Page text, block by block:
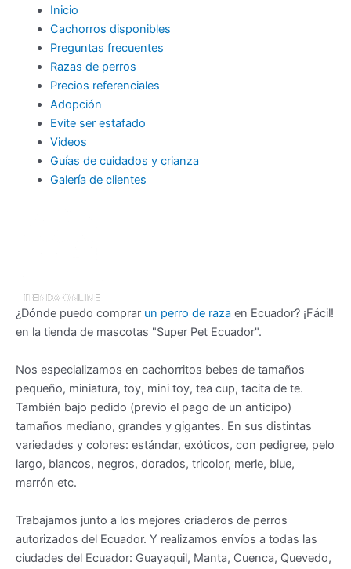
Inicio
Cachorros disponibles
Preguntas frecuentes
Razas de perros
Precios referenciales
Adopción
Evite ser estafado
Videos
Guías de cuidados y crianza
Galería de clientes
¿Dónde puedo comprar un perro de raza en Ecuador? ¡Fácil!
en la tienda de mascotas "Super Pet Ecuador".
Nos especializamos en cachorritos bebes de tamaños
pequeño, miniatura, toy, mini toy, tea cup, tacita de te.
También bajo pedido (previo el pago de un anticipo)
tamaños mediano, grandes y gigantes. En sus distintas
variedades y colores: estándar, exóticos, con pedigree, pelo
largo, blancos, negros, dorados, tricolor, merle, blue,
marrón etc.
Trabajamos junto a los mejores criaderos de perros
autorizados del Ecuador. Y realizamos envíos a todas las
ciudades del Ecuador: Guayaquil, Manta, Cuenca, Quevedo,